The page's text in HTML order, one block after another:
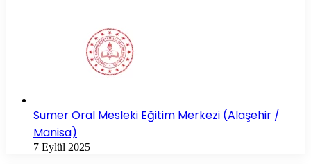
Sümer Oral Mesleki Eğitim Merkezi (Alaşehir /
Manisa)
7 Eylül 2025